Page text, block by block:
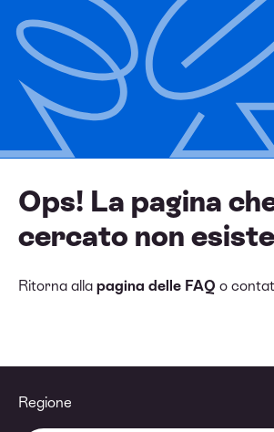
Ops! La pagina
cercato non
Ritorna alla pagina delle FAQ o
Regione